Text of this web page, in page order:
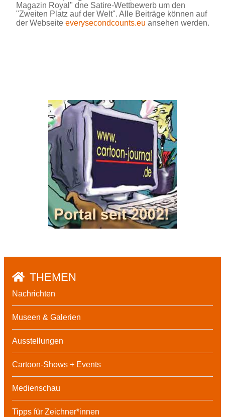
Magazin Royal" dne Satire-Wettbewerb um den
"Zweiten Platz auf der Welt". Alle Beiträge können auf
der Webseite everysecondcounts.eu ansehen werden.
THEMEN
Nachrichten
Museen & Galerien
Ausstellungen
Cartoon-Shows + Events
Medienschau
Tipps für Zeichner*innen